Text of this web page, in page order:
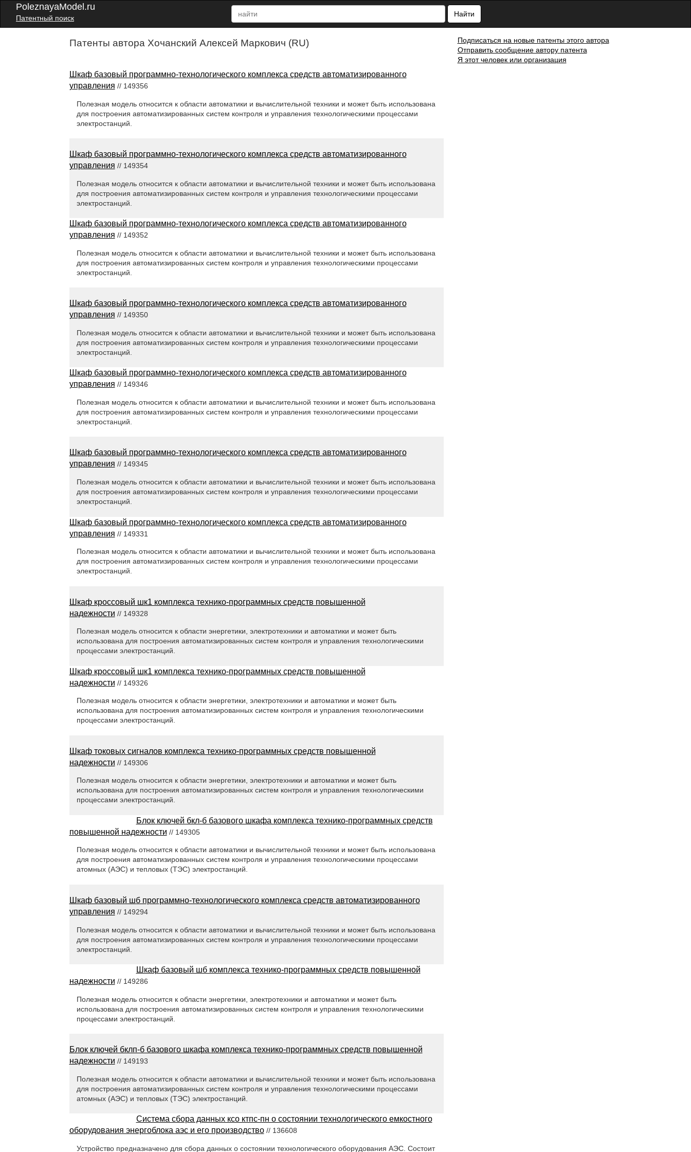
PoleznayaModel.ru
Патентный поиск
Найти
Патенты автора Хочанский Алексей Маркович (RU)
Шкаф базовый программно-технологического комплекса средств автоматизированного
управления // 149356
Полезная модель относится к области автоматики и вычислительной техники и может быть использована
для построения автоматизированных систем контроля и управления технологическими процессами
электростанций.
Шкаф базовый программно-технологического комплекса средств автоматизированного
управления // 149354
Полезная модель относится к области автоматики и вычислительной техники и может быть использована
для построения автоматизированных систем контроля и управления технологическими процессами
электростанций.
Шкаф базовый программно-технологического комплекса средств автоматизированного
управления // 149352
Полезная модель относится к области автоматики и вычислительной техники и может быть использована
для построения автоматизированных систем контроля и управления технологическими процессами
электростанций.
Шкаф базовый программно-технологического комплекса средств автоматизированного
управления // 149350
Полезная модель относится к области автоматики и вычислительной техники и может быть использована
для построения автоматизированных систем контроля и управления технологическими процессами
электростанций.
Шкаф базовый программно-технологического комплекса средств автоматизированного
управления // 149346
Полезная модель относится к области автоматики и вычислительной техники и может быть использована
для построения автоматизированных систем контроля и управления технологическими процессами
электростанций.
Шкаф базовый программно-технологического комплекса средств автоматизированного
управления // 149345
Полезная модель относится к области автоматики и вычислительной техники и может быть использована
для построения автоматизированных систем контроля и управления технологическими процессами
электростанций.
Шкаф базовый программно-технологического комплекса средств автоматизированного
управления // 149331
Полезная модель относится к области автоматики и вычислительной техники и может быть использована
для построения автоматизированных систем контроля и управления технологическими процессами
электростанций.
Шкаф кроссовый шк1 комплекса технико-программных средств повышенной
надежности // 149328
Полезная модель относится к области энергетики, электротехники и автоматики и может быть
использована для построения автоматизированных систем контроля и управления технологическими
процессами электростанций.
Шкаф кроссовый шк1 комплекса технико-программных средств повышенной
надежности // 149326
Полезная модель относится к области энергетики, электротехники и автоматики и может быть
использована для построения автоматизированных систем контроля и управления технологическими
процессами электростанций.
Шкаф токовых сигналов комплекса технико-программных средств повышенной
надежности // 149306
Полезная модель относится к области энергетики, электротехники и автоматики и может быть
использована для построения автоматизированных систем контроля и управления технологическими
процессами электростанций.
Блок ключей бкл-б базового шкафа комплекса технико-программных средств
повышенной надежности // 149305
Полезная модель относится к области автоматики и вычислительной техники и может быть использована
для построения автоматизированных систем контроля и управления технологическими процессами
атомных (АЭС) и тепловых (ТЭС) электростанций.
Шкаф базовый шб программно-технологического комплекса средств автоматизированного
управления // 149294
Полезная модель относится к области автоматики и вычислительной техники и может быть использована
для построения автоматизированных систем контроля и управления технологическими процессами
электростанций.
Шкаф базовый шб комплекса технико-программных средств повышенной
надежности // 149286
Полезная модель относится к области энергетики, электротехники и автоматики и может быть
использована для построения автоматизированных систем контроля и управления технологическими
процессами электростанций.
Блок ключей бклп-б базового шкафа комплекса технико-программных средств повышенной
надежности // 149193
Полезная модель относится к области автоматики и вычислительной техники и может быть использована
для построения автоматизированных систем контроля и управления технологическими процессами
атомных (АЭС) и тепловых (ТЭС) электростанций.
Система сбора данных ксо ктпс-пн о состоянии технологического емкостного
оборудования энергоблока аэс и его производство// 136608
Устройство предназначено для сбора данных о состоянии технологического оборудования АЭС. Состоит
Подписаться на новые патенты этого автора
Отправить сообщение автору патента
Я этот человек или организация